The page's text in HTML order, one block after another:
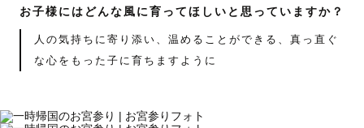
お子様にはどんな風に育ってほしいと思っていますか？
人の気持ちに寄り添い、温めることができる、真っ直ぐ
な心をもった子に育ちますように